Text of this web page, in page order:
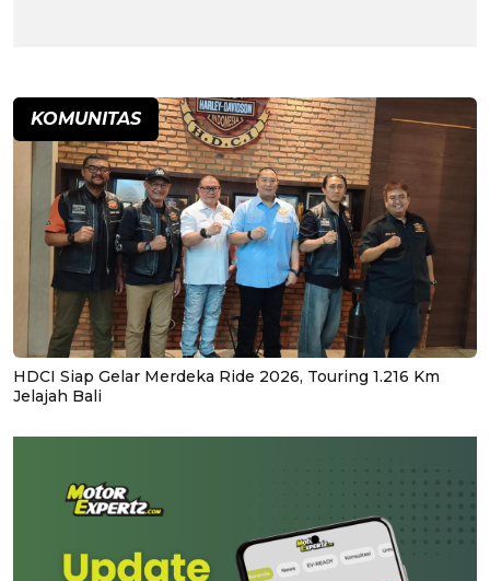
KOMUNITAS
HDCI Siap Gelar Merdeka Ride 2026, Touring 1.216 Km
Jelajah Bali